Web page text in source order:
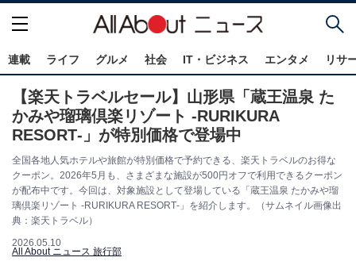
連載 ライフ グルメ 社会 IT・ビジネス エンタメ リサ
【楽天トラベルセール】山形県「蔵王温泉 た
かみや瑠璃倶楽リゾート ‐RURIKURA
RESORT‐」が特別価格で登場中
全国各地人気ホテルや旅館が特別価格で予約できる、楽天トラベルのお得な
クーポン。2026年5月も、さまざまな施設が500円オフで利用できるクーポン
が配布中です。今回は、対象施設として登場している「蔵王温泉 たかみや瑠
璃倶楽リゾート ‐RURIKURA RESORT‐」を紹介します。（サムネイル画像出
典：楽天トラベル）
2026.05.10
All About ニュース 旅行部